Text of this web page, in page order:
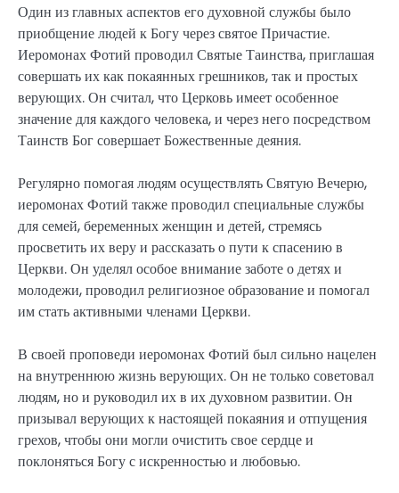
Один из главных аспектов его духовной службы было
приобщение людей к Богу через святое Причастие.
Иеромонах Фотий проводил Святые Таинства, приглашая
совершать их как покаянных грешников, так и простых
верующих. Он считал, что Церковь имеет особенное
значение для каждого человека, и через него посредством
Таинств Бог совершает Божественные деяния.
Регулярно помогая людям осуществлять Святую Вечерю,
иеромонах Фотий также проводил специальные службы
для семей, беременных женщин и детей, стремясь
просветить их веру и рассказать о пути к спасению в
Церкви. Он уделял особое внимание заботе о детях и
молодежи, проводил религиозное образование и помогал
им стать активными членами Церкви.
В своей проповеди иеромонах Фотий был сильно нацелен
на внутреннюю жизнь верующих. Он не только советовал
людям, но и руководил их в их духовном развитии. Он
призывал верующих к настоящей покаяния и отпущения
грехов, чтобы они могли очистить свое сердце и
поклоняться Богу с искренностью и любовью.